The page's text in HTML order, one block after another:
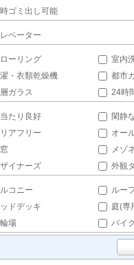
ゴミ出し可能
ベーター
ーリング
室内
・衣類乾燥機
都市
ガラス
24時
たり良好
閑静
アフリー
オー
メゾ
イナーズ
外観
コニー
ルー
ドデッキ
庭(専
場
バイ